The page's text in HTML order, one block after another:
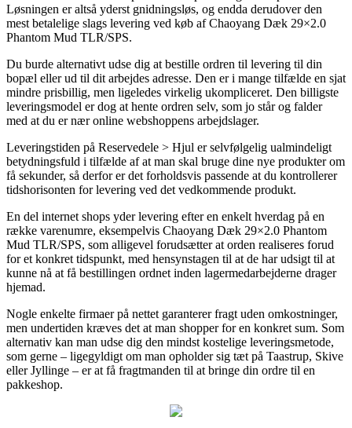
Løsningen er altså yderst gnidningsløs, og endda derudover den
mest betalelige slags levering ved køb af Chaoyang Dæk 29×2.0
Phantom Mud TLR/SPS.
Du burde alternativt udse dig at bestille ordren til levering til din
bopæl eller ud til dit arbejdes adresse. Den er i mange tilfælde en sjat
mindre prisbillig, men ligeledes virkelig ukompliceret. Den billigste
leveringsmodel er dog at hente ordren selv, som jo står og falder
med at du er nær online webshoppens arbejdslager.
Leveringstiden på Reservedele > Hjul er selvfølgelig ualmindeligt
betydningsfuld i tilfælde af at man skal bruge dine nye produkter om
få sekunder, så derfor er det forholdsvis passende at du kontrollerer
tidshorisonten for levering ved det vedkommende produkt.
En del internet shops yder levering efter en enkelt hverdag på en
række varenumre, eksempelvis Chaoyang Dæk 29×2.0 Phantom
Mud TLR/SPS, som alligevel forudsætter at orden realiseres forud
for et konkret tidspunkt, med hensynstagen til at de har udsigt til at
kunne nå at få bestillingen ordnet inden lagermedarbejderne drager
hjemad.
Nogle enkelte firmaer på nettet garanterer fragt uden omkostninger,
men undertiden kræves det at man shopper for en konkret sum. Som
alternativ kan man udse dig den mindst kostelige leveringsmetode,
som gerne – ligegyldigt om man opholder sig tæt på Taastrup, Skive
eller Jyllinge – er at få fragtmanden til at bringe din ordre til en
pakkeshop.